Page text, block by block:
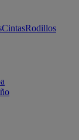
CintasRodillos